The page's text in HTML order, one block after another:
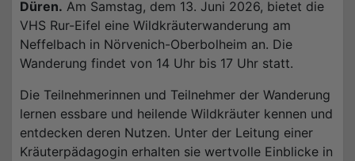
Düren. Am Samstag, dem 13. Juni 2026, bietet die
VHS Rur-Eifel eine Wildkräuterwanderung am
Neffelbach in Nörvenich-Oberbolheim an. Die
Wanderung findet von 14 Uhr bis 17 Uhr statt.
Die Teilnehmerinnen und Teilnehmer der Wanderung
lernen essbare und heilende Wildkräuter kennen und
entdecken deren Nutzen. Unter der Leitung einer
Kräuterpädagogin erhalten sie wertvolle Einblicke in